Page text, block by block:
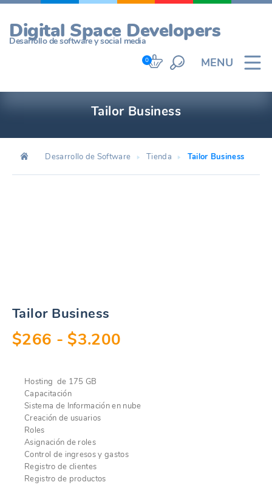
Skip
content
Digital Space Developers
Desarrollo de software y social media
MENU
0
Tailor Business
Desarrollo de Software Tienda Tailor Business
Tailor Business
$266 - $3.200
desde
hasta
Hosting de 175 GB
Capacitación
Sistema de Información en nube
Creación de usuarios
Roles
Asignación de roles
Control de ingresos y gastos
Registro de clientes
Registro de productos